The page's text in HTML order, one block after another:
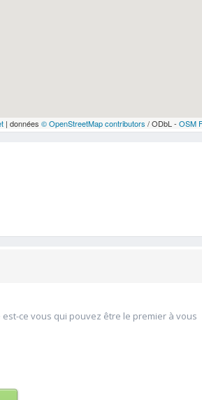
| données © OpenStreetMap contributors / ODbL - OSM
est-ce vous qui pouvez être le premier à vous